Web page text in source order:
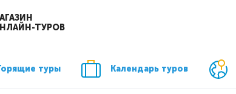
ТУРОВ
туры Календарь туров